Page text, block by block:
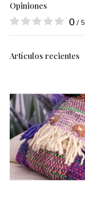
Opiniones
0 / 5
Artículos recientes